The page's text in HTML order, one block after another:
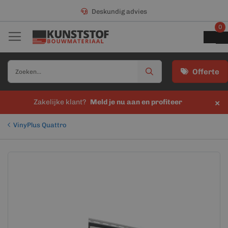
Deskundig advies
Offerte
0
Zakelijke klant? Meld je nu aan en profiteer ×
VinyPlus Quattro